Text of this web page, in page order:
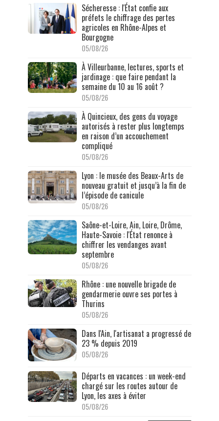
Sécheresse : l'État confie aux
préfets le chiffrage des pertes
agricoles en Rhône-Alpes et
Bourgogne
05/08/26
À Villeurbanne, lectures, sports et
jardinage : que faire pendant la
semaine du 10 au 16 août ?
05/08/26
À Quincieux, des gens du voyage
autorisés à rester plus longtemps
en raison d’un accouchement
compliqué
05/08/26
Lyon : le musée des Beaux-Arts de
nouveau gratuit et jusqu’à la fin de
l’épisode de canicule
05/08/26
Saône-et-Loire, Ain, Loire, Drôme,
Haute-Savoie : l'État renonce à
chiffrer les vendanges avant
septembre
05/08/26
Rhône : une nouvelle brigade de
gendarmerie ouvre ses portes à
Thurins
05/08/26
Dans l'Ain, l'artisanat a progressé de
23 % depuis 2019
05/08/26
Départs en vacances : un week-end
chargé sur les routes autour de
Lyon, les axes à éviter
05/08/26